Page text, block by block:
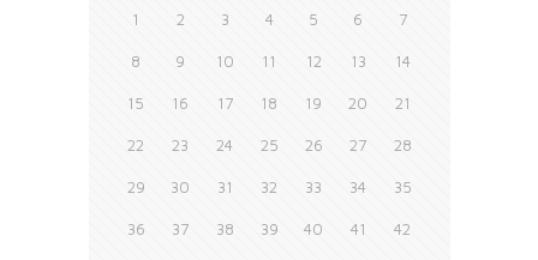
1 2 3 4 5 6 7
8 9 10 11 12 13 14
15 16 17 18 19 20 21
22 23 24 25 26 27 28
29 30 31 32 33 34 35
36 37 38 39 40 41 42